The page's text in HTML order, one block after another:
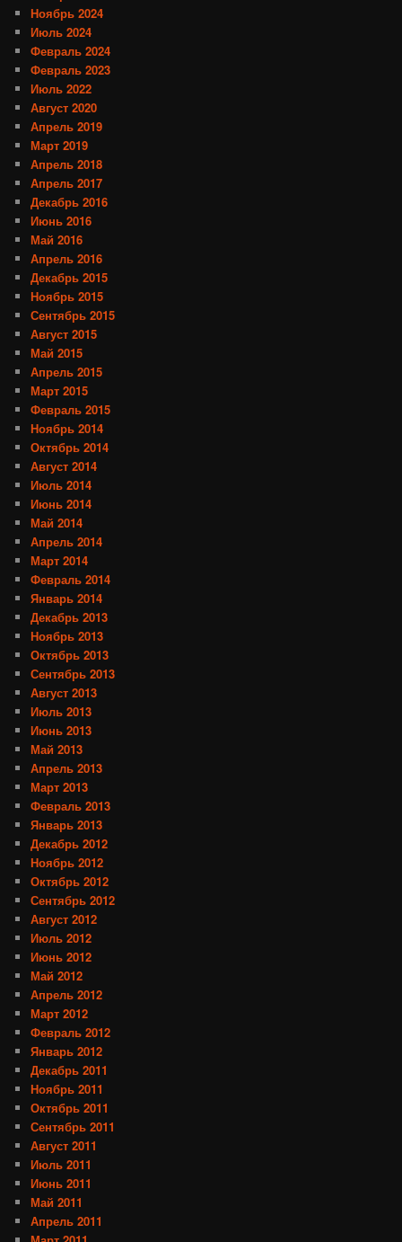
Ноябрь 2024
Июль 2024
Февраль 2024
Февраль 2023
Июль 2022
Август 2020
Апрель 2019
Март 2019
Апрель 2018
Апрель 2017
Декабрь 2016
Июнь 2016
Май 2016
Апрель 2016
Декабрь 2015
Ноябрь 2015
Сентябрь 2015
Август 2015
Май 2015
Апрель 2015
Март 2015
Февраль 2015
Ноябрь 2014
Октябрь 2014
Август 2014
Июль 2014
Июнь 2014
Май 2014
Апрель 2014
Март 2014
Февраль 2014
Январь 2014
Декабрь 2013
Ноябрь 2013
Октябрь 2013
Сентябрь 2013
Август 2013
Июль 2013
Июнь 2013
Май 2013
Апрель 2013
Март 2013
Февраль 2013
Январь 2013
Декабрь 2012
Ноябрь 2012
Октябрь 2012
Сентябрь 2012
Август 2012
Июль 2012
Июнь 2012
Май 2012
Апрель 2012
Март 2012
Февраль 2012
Январь 2012
Декабрь 2011
Ноябрь 2011
Октябрь 2011
Сентябрь 2011
Август 2011
Июль 2011
Июнь 2011
Май 2011
Апрель 2011